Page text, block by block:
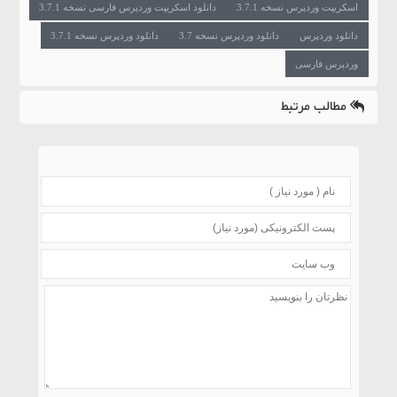
اسکریپت وردپرس نسخه 3.7.1 دانلود اسکریپت وردپرس فارسی نسخه 3.7.1
دانلود وردپرس دانلود وردپرس نسخه 3.7 دانلود وردپرس نسخه 3.7.1
وردپرس فارسی
مطالب مرتبط